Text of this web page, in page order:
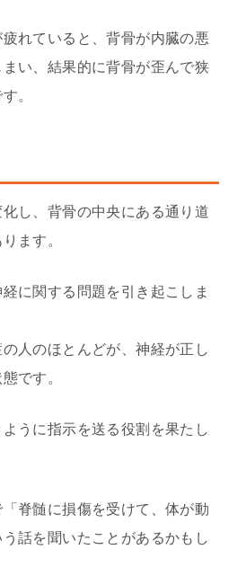
れていると、背骨が内臓の悪
い、結果的に背骨が歪んで狭
。
し、背骨の中央にある通り道
ます。
に関する問題を引き起こしま
人のほとんどが、神経が正し
です。
うに指示を送る役割を果たし
脊髄に損傷を受けて、体が動
話を聞いたことがあるかもし